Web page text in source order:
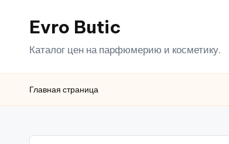
ПерейтиEvro Butic
Каталог цен на парфюмерию и косметику.
Главная страница